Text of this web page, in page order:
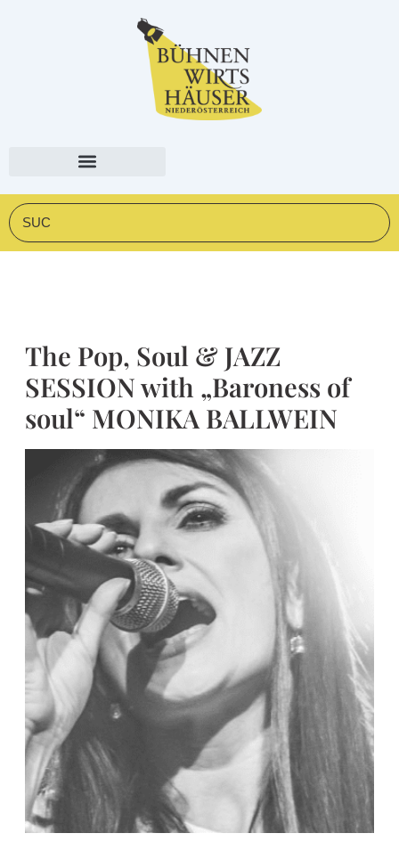
Suche
The Pop, Soul & JAZZ
SESSION with „Baroness of
soul“ MONIKA BALLWEIN